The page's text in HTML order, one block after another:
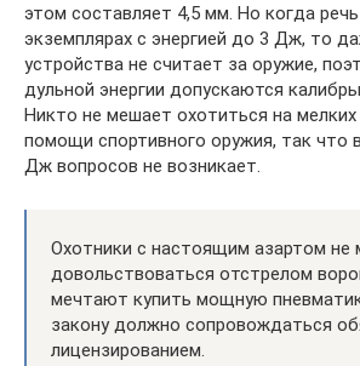
этом составляет 4,5 мм. Но когда
экземплярах с энергией до 3 Дж, то
устройства не считает за оружие,
дульной энергии допускаются
Никто не мешает охотиться на
помощи спортивного оружия, так что
Дж вопросов не возникает.
Охотники с настоящим азартом не
довольствоваться отстрелом
мечтают купить мощную
закону должно сопровождаться
лицензированием.